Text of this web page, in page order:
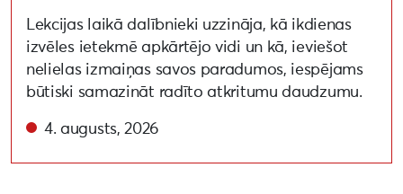
Lekcijas laikā dalībnieki uzzināja, kā ikdienas
izvēles ietekmē apkārtējo vidi un kā, ieviešot
nelielas izmaiņas savos paradumos, iespējams
būtiski samazināt radīto atkritumu daudzumu.
4. augusts, 2026